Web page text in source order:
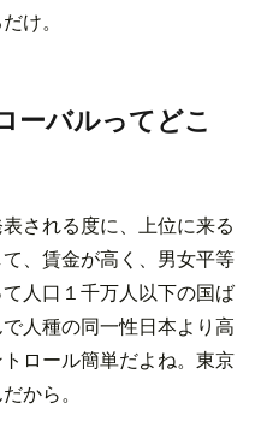
け。
ーバルってどこ
される度に、上位に来る
、賃金が高く、男女平等
人口１千万人以下の国ば
人種の同一性日本より高
ロール簡単だよね。東京
から。